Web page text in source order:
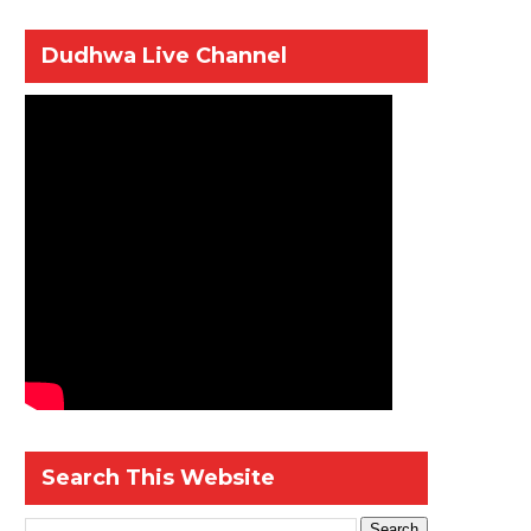
Dudhwa Live Channel
Search This Website